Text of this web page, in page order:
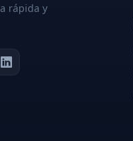
rápida y